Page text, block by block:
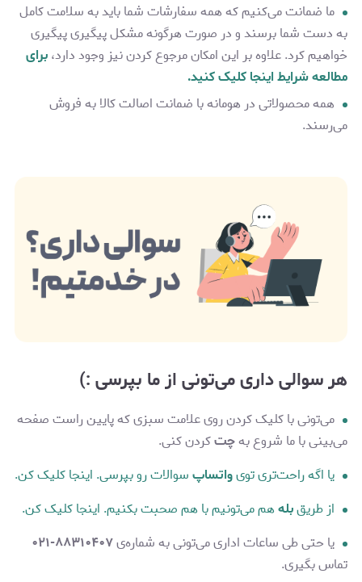
ما ضمانت می‌کنیم که همه سفارشات شما باید به سلامت کامل
به دست شما برسند و در صورت هرگونه مشکل پیگیری پیگیری
خواهیم کرد. علاوه بر این امکان مرجوع کردن نیز وجود دارد،برای
مطالعه شرایط اینجا کلیک کنید.
همه محصولاتی در هومانه با ضمانت اصالت کالا به فروش
می‌رسند.
هر سوالی داری می‌تونی از ما بپرسی :)
می‌تونی با کلیک کردن روی علامت سبزی که پایین راست صفحه
می‌بینی با ما شروع بهچتکردن کنی.
یا اگه راحت‌تری تویواتساپسوالات رو بپرسی. اینجا کلیک کن.
از طریقبلههم می‌تونیم با هم صحبت بکنیم. اینجا کلیک کن.
یا حتی طی ساعات اداری می‌تونی به شماره‌ی۸۸۳۱۰۴۰۷-۰۲۱
تماس بگیری.